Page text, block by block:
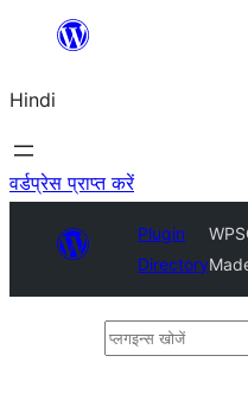
सामग्री
जाएं
Hindi
वर्डप्रेस प्राप्त करें
Plugin
Directory
प्लगइन्स